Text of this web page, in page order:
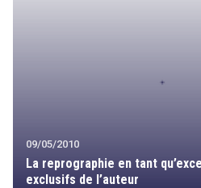
09/05/2010
La reprographie en tant
exclusifs de l’auteur